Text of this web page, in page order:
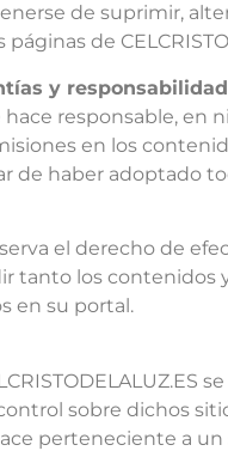
de suprimir,
de
y
hace responsable,
en los
de haber adoptado
el derecho de
tanto los contenidos
en su portal.
sobre dichos
perteneciente a